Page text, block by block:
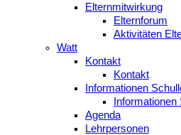
Elternmitwirkung
Elternforum
Aktivitäten
Watt
Kontakt
Kontakt
Informationen
Agenda
Lehrpersonen